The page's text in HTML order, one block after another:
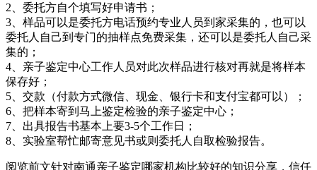
2、委托方自个填写好申请书；
3、样品可以是委托方电话预约专业人员到家采集的，也可以
委托人自己到专门的抽样点免费采集，还可以是委托人自己采
集的；
4、亲子鉴定中心工作人员对此次样品进行核对再就是将样本
保存好；
5、交款（付款方式微信、现金、银行卡和支付宝都可以）；
6、把样本寄到马上鉴定检验的亲子鉴定中心；
7、出具报告书基本上要3-5个工作日；
8、实验室帮忙邮寄意见书或则委托人自取检验报告。
阅览前文针对南通亲子鉴定哪家机构比较好的知识分享，信任